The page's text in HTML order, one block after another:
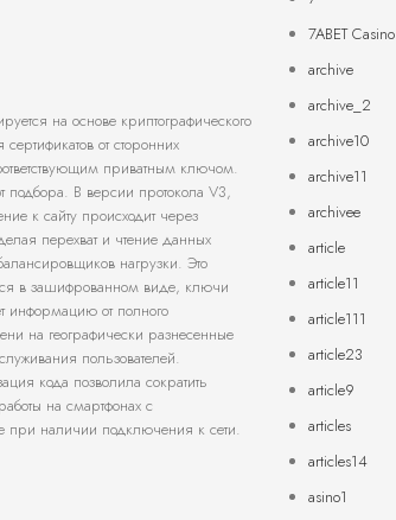
на основе криптографического
от сторонних
приватным ключом.
подбора. В версии протокола V3,
к сайту происходит через
перехват и чтение данных
нагрузки. Это
в зашифрованном виде, ключи
информацию от полного
на географически разнесенные
пользователей.
кода позволила сократить
на смартфонах с
при наличии подключения к сети.
7ABET Casino
archive
archive_2
archive10
archive11
archivee
article
article11
article111
article23
article9
articles
articles14
asino1